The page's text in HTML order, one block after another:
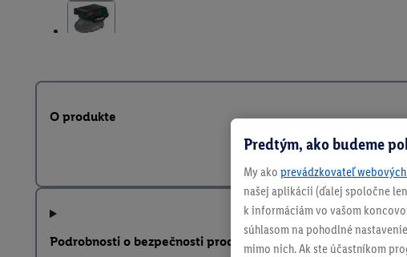
O produkte
Podrobnosti o bezpečnosti produktu
Predtým, ako budeme
My ako prevádzkovateľ
našej aplikácii (ďalej spoločne
k informáciám vo vašom
súhlasom na pohodlné
mimo nich. Ak ste účastníkom